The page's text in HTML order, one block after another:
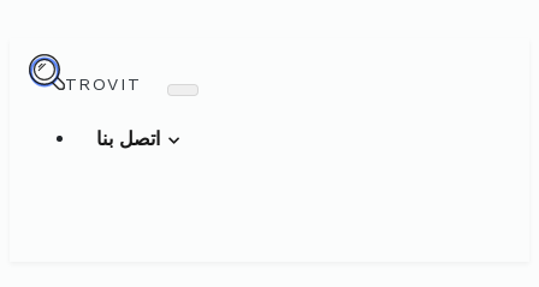
TROVIT